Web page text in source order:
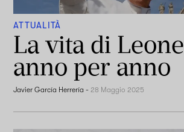
ATTUALITÀ
La vita di
anno per anno
Javier García Herrería - 28 Maggio 2025